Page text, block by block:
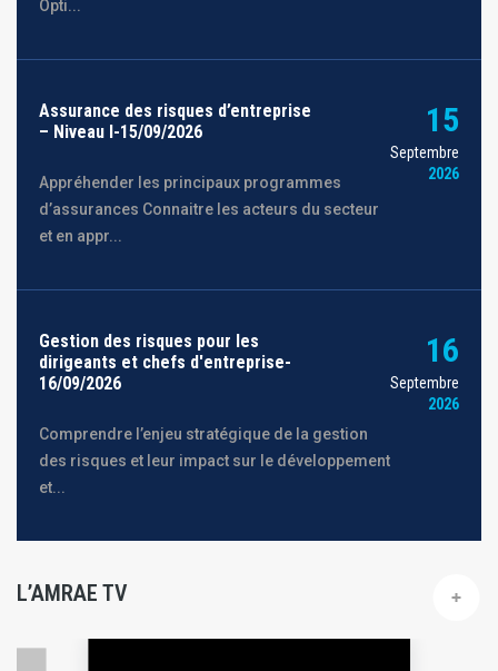
Opti...
Assurance des risques d’entreprise
– Niveau I-15/09/2026
Appréhender les principaux programmes
d’assurances Connaitre les acteurs du secteur
et en appr...
15
Septembre
2026
Gestion des risques pour les
dirigeants et chefs d'entreprise-
16/09/2026
Comprendre l’enjeu stratégique de la gestion
des risques et leur impact sur le développement
et...
16
Septembre
2026
L’AMRAE TV